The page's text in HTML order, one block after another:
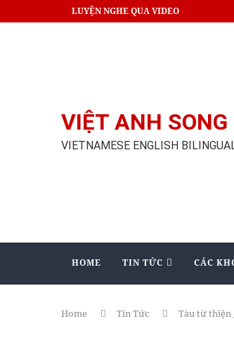
LUYỆN NGHE QUA VIDEO
VIỆT ANH SONG
VIETNAMESE ENGLISH
HOME TIN TỨC CÁC
Home Tin Tức Tàu từ thiện